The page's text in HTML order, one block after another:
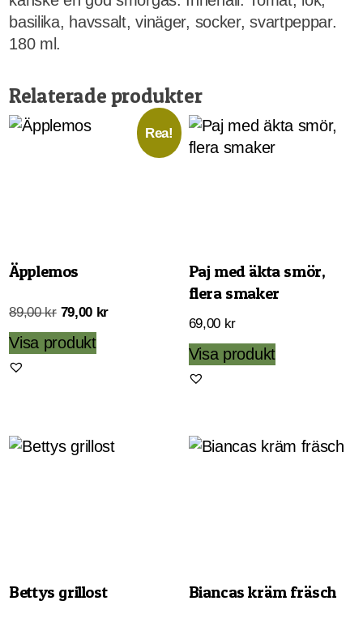
basilika, havssalt, vinäger, socker, svartpeppar.
180 ml.
Relaterade produkter
Rea!
Äpplemos
89,00kr Det
ursprungliga
priset
79,00 krDet
Visa produkt
Paj med äkta smör,
flera smaker
69,00 kr
Visa produktDen
flera
på
Bettys grillost Biancas kräm fräsch